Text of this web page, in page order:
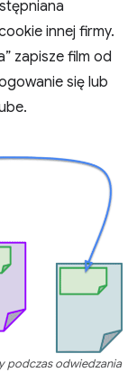
innej firmy.
zapisze film od
się lub
podczas odwiedzania